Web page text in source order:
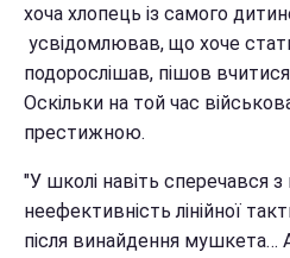
хоча хлопець із самого
усвідомлював, що хоче
подорослішав, пішов
Оскільки на той час
престижною.
"У школі навіть сперечався з
неефективність лінійної
після винайдення мушкета…